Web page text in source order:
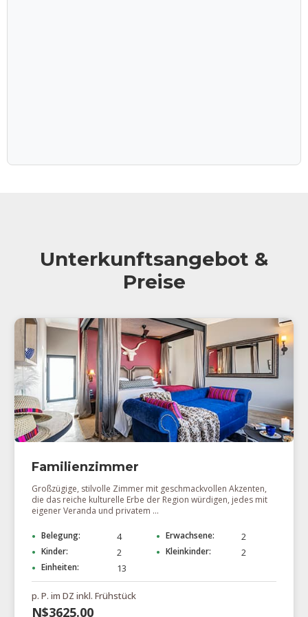
Unterkunftsangebot &
Preise
Familienzimmer
Großzügige, stilvolle Zimmer mit geschmackvollen Akzenten,
die das reiche kulturelle Erbe der Region würdigen, jedes mit
eigener Veranda und privatem ...
Belegung: 4 Erwachsene: 2
Kinder: 2 Kleinkinder: 2
Einheiten: 13
p. P. im DZ inkl. Frühstück
N$3625.00